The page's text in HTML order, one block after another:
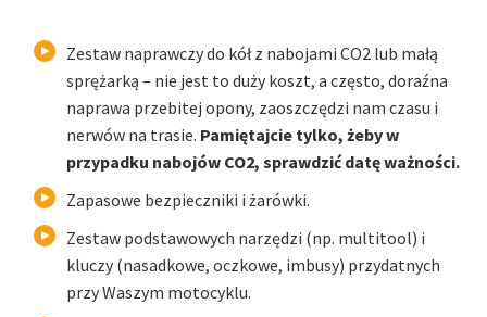
Zestaw naprawczy do kół z nabojami CO2 lub małą
sprężarką – nie jest to duży koszt, a często, doraźna
naprawa przebitej opony, zaoszczędzi nam czasu i
nerwów na trasie. Pamiętajcie tylko, żeby w
przypadku nabojów CO2, sprawdzić datę ważności.
Zapasowe bezpieczniki i żarówki.
Zestaw podstawowych narzędzi (np. multitool) i
kluczy (nasadkowe, oczkowe, imbusy) przydatnych
przy Waszym motocyklu.